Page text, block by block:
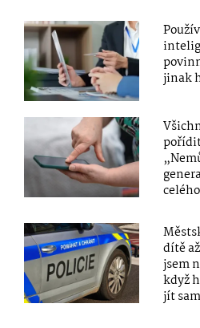
jinak
dítě
jsem
když
jít